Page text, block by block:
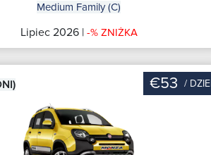
Medium Family (C)
Lipiec 2026 | -% ZNIŻKA
€53 /